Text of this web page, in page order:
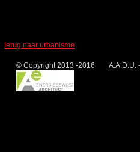
terug naar urbanisme
© Copyright 2013 -2016 A.A.D.U. -